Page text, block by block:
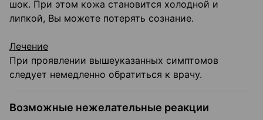
шок. При этом кожа становится холодной и
липкой, Вы можете потерять сознание.
Лечение
При проявлении вышеуказанных симптомов
следует немедленно обратиться к врачу.
Возможные нежелательные реакции